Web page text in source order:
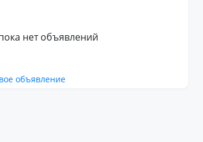
нет объявлений
объявление